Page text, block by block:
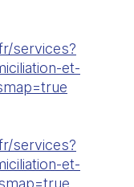
services?
et-
services?
et-